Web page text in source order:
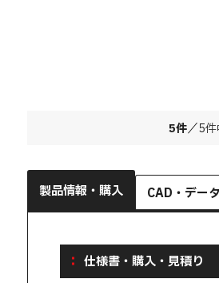
5件／5件
製品情報・購入 CAD・デー
仕様書・購入・見積り